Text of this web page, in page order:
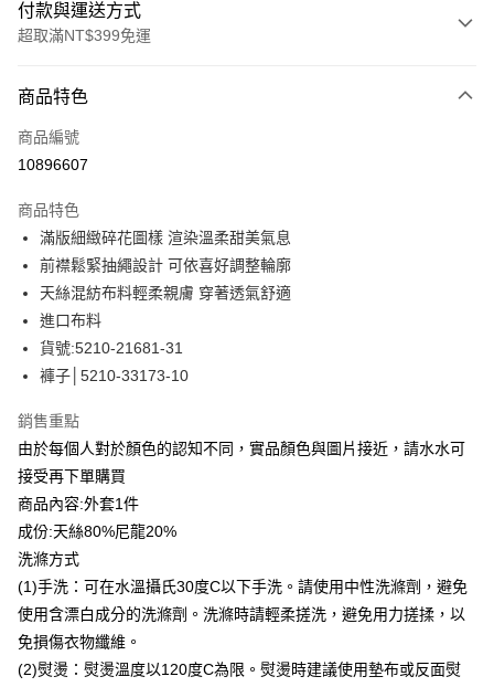
付款與運送方式
超取滿NT$399免運
信用卡一次付款
信用卡分期付款
合作金庫商業銀行
華南商業銀行
彰化商業銀行
上海商業儲蓄銀行
台北富邦商業銀行
國泰世華商業銀行
兆豐國際商業銀行
臺灣中小企業銀行
匯豐（台灣）商業銀行
聯邦商業銀行
元大商業銀行
台新國際商業銀行
台灣樂天信用卡公司
LINE Pay
Apple Pay
街口支付
悠遊付
全盈+PAY
ATM付款
貨到付款
運送方式
付款後全家取貨
每筆NT$80，滿NT$399(含以上)免運費
付款後7-11取貨
每筆NT$80，滿NT$888(含以上)免運費
商品特色
商品編號
10896607
商品特色
滿版細緻碎花圖樣 渲染溫柔甜美氣息
前襟鬆緊抽繩設計 可依喜好調整輪廓
天絲混紡布料輕柔親膚 穿著透氣舒適
進口布料
貨號:5210-21681-31
褲子│5210-33173-10
銷售重點
由於每個人對於顏色的認知不同，實品顏色與圖片接近，請水水可
接受再下單購買
商品內容:外套1件
成份:天絲80%尼龍20%
洗滌方式
(1)手洗：可在水溫攝氏30度C以下手洗。請使用中性洗滌劑，避免
使用含漂白成分的洗滌劑。洗滌時請輕柔搓洗，避免用力搓揉，以
免損傷衣物纖維。
(2)熨燙：熨燙溫度以120度C為限。熨燙時建議使用墊布或反面熨